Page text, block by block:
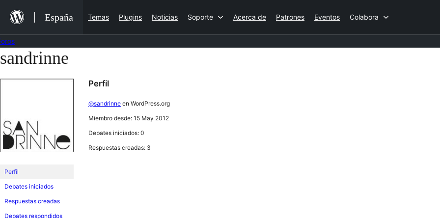
contenido
España Temas Plugins Noticias Soporte Acerca de Patrones Eventos Colabora
Saltar
sandrinne
Perfil
Debates iniciados
Respuestas creadas
Debates respondidos
Perfil
@sandrinne en WordPress.org
Miembro desde: 15 May 2012
Debates iniciados: 0
Respuestas creadas: 3